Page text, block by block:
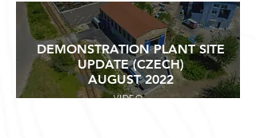
AKTUALISIERUNG DES
STANDORTS DER
DEMONSTRATIONSANLAGE
AUGUST 2022
DEMONSTRATION PLANT SITE
UPDATE (CZECH)
AUGUST 2022
VIDEO